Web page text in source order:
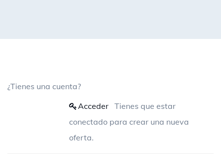
¿Tienes una cuenta?
Acceder Tienes que estar
conectado para crear una nueva
oferta.